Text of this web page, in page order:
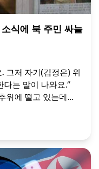
식에 북 주민 싸늘
그저 자기(김정은) 위
는 말이 나와요.”
위에 떨고 있는데...